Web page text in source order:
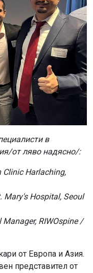
в
от ляво надясно/:
Clinic Harlaching,
Mary's Hospital, Seoul
RIWOspine /
от Европа и Азия.
представител от